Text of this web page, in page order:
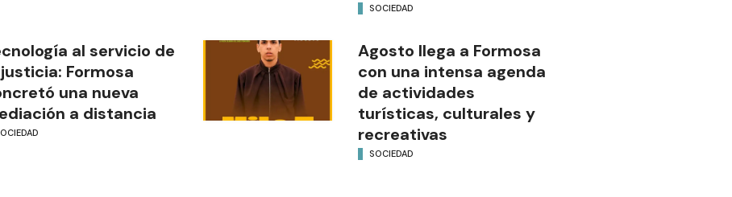
SOCIEDAD
al servicio de
Formosa
una nueva
a distancia
Agosto llega a Formosa
con una intensa agenda
de actividades
turísticas, culturales y
recreativas
SOCIEDAD